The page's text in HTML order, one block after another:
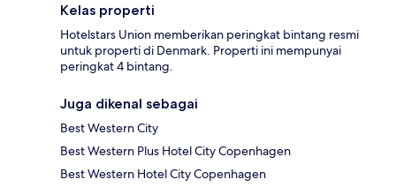
Kelas properti
Hotelstars Union memberikan peringkat bintang resmi
untuk properti di Denmark. Properti ini mempunyai
peringkat 4 bintang.
Juga dikenal sebagai
Best Western City
Best Western Plus Hotel City Copenhagen
Best Western Hotel City Copenhagen